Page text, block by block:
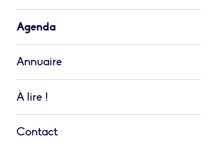
Agenda
Annuaire
À lire !
Contact